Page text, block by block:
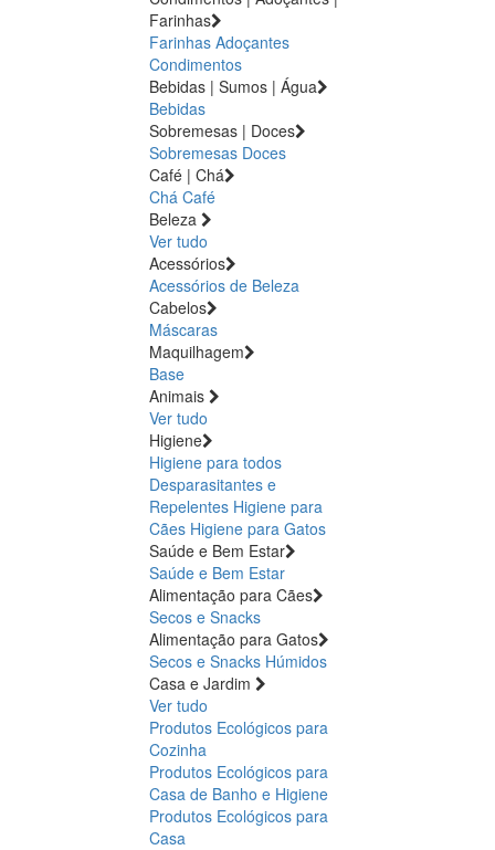
Farinhas
Farinhas Adoçantes
Condimentos
Bebidas | Sumos | Água
Bebidas
Sobremesas | Doces
Sobremesas Doces
Café | Chá
Chá Café
Beleza
Ver tudo
Acessórios
Acessórios de Beleza
Cabelos
Máscaras
Maquilhagem
Base
Animais
Ver tudo
Higiene
Higiene para todos
Desparasitantes e
Repelentes Higiene para
Cães Higiene para Gatos
Saúde e Bem Estar
Saúde e Bem Estar
Alimentação para Cães
Secos e Snacks
Alimentação para Gatos
Secos e Snacks Húmidos
Casa e Jardim
Ver tudo
Produtos Ecológicos para
Cozinha
Produtos Ecológicos para
Casa de Banho e Higiene
Produtos Ecológicos para
Casa